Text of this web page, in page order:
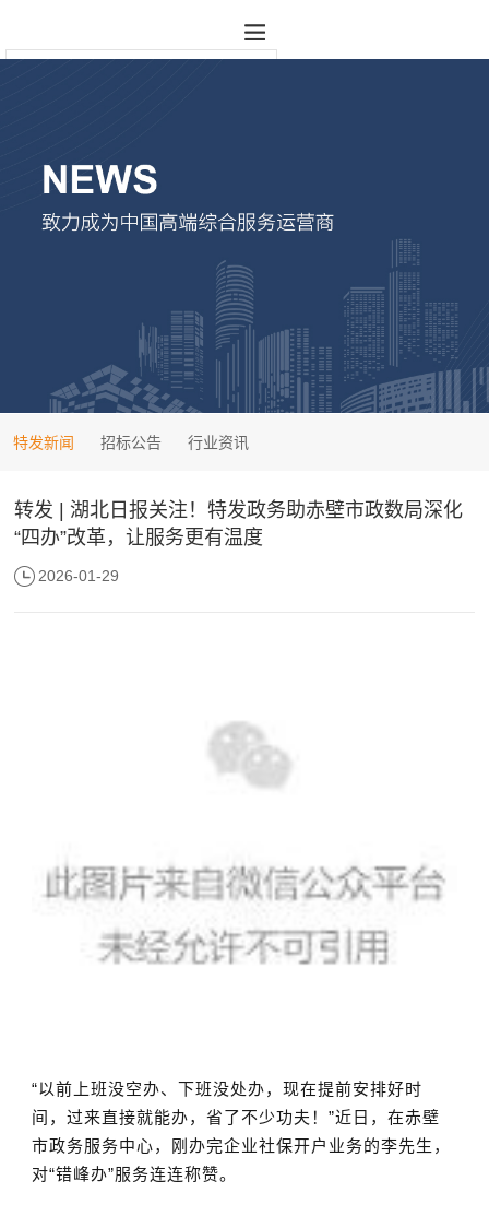
特发新闻 招标公告 行业资讯
转发 | 湖北日报关注！特发政务助赤壁市政数局深化
“四办”改革，让服务更有温度
2026-01-29
“以前上班没空办、下班没处办，现在提前安排好时
间，过来直接就能办，省了不少功夫！”近日，在赤壁
市政务服务中心，刚办完企业社保开户业务的李先生，
对“错峰办”服务连连称赞。